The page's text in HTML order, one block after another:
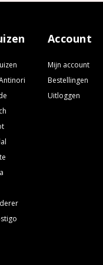
Account
Mijn account
Bestellingen
Uitloggen